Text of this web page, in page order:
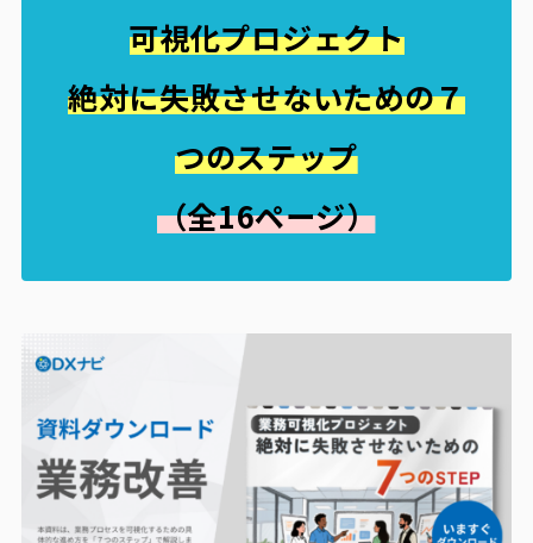
可視化プロジェクト
絶対に失敗させないための７
つのステップ
（全16ページ）